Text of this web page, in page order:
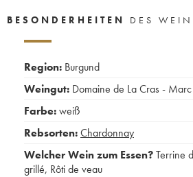
BESONDERHEITEN DES
Region: Burgund
Weingut: Domaine de La Cras -
Farbe:weiß
Rebsorten:Chardonnay
Welcher Wein zum Essen?Terrine
grillé, Rôti de veau